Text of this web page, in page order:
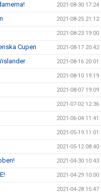
2021-08-30 17:24
2021-08-25 21:12
2021-08-23 19:00
Cupen 2021-08-17 20:42
2021-08-16 20:01
2021-08-10 19:19
2021-08-07 19:09
2021-07-02 12:36
2021-06-04 11:41
2021-05-19 11:01
2021-05-12 08:40
2021-04-30 10:43
2021-04-29 10:00
2021-04-28 15:47